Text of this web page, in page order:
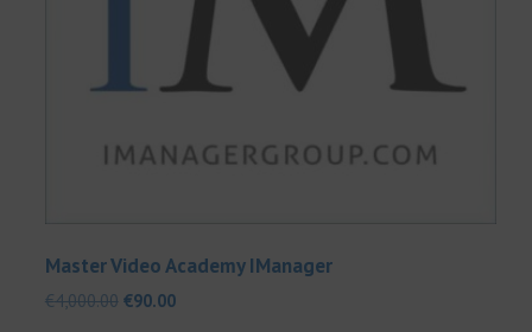
Master Video Academy IManager
€4,000.00 Il
€90.00Il